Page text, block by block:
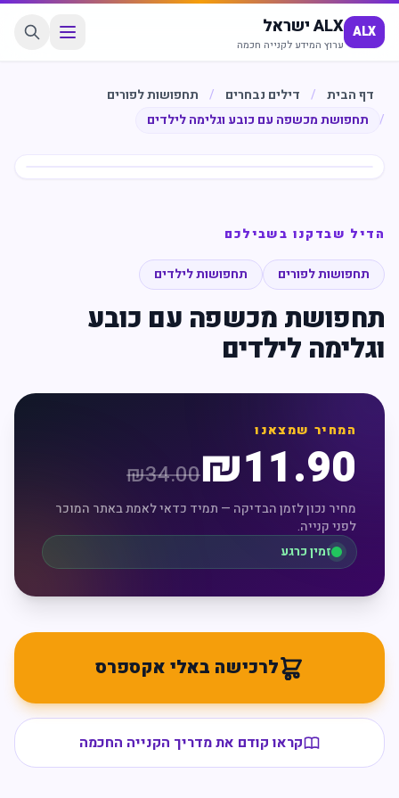
ALX ALX ישראל
ערוץ המידע לקנייה חכמה
דף הבית / דילים נבחרים /
תחפושות לפורים
/
תחפושת מכשפה עם כובע וגלימה לילדים
הדיל שבדקנו בשבילכם
תחפושות לפורים תחפושות לילדים
תחפושת מכשפה עם כובע
וגלימה לילדים
המחיר שמצאנו
₪11.90
₪34.00
מחיר נכון לזמן הבדיקה — תמיד כדאי לאמת באתר המוכר
לפני קנייה.
זמין כרגע
לרכישה באלי אקספרס
קראו קודם את מדריך הקנייה החכמה